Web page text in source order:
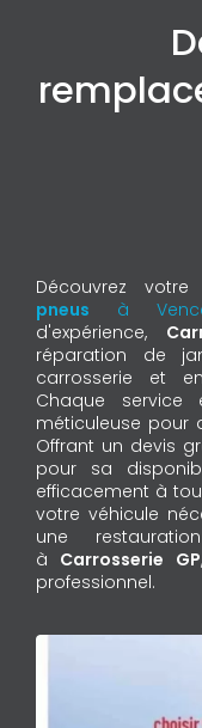
Découvrez votre
pneus à
d'expérience,
réparation de
carrosserie et
Chaque
méticuleuse pour
Offrant un devis
pour sa
efficacement à
votre véhicule
une
à Carrosserie GP
professionnel.